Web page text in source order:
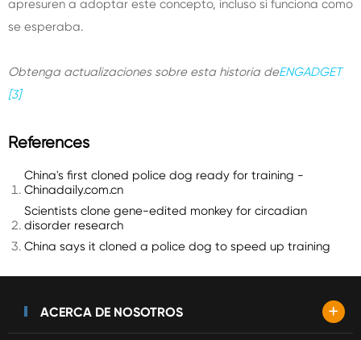
apresuren a adoptar este concepto, incluso si funciona como
se esperaba.
Obtenga actualizaciones sobre esta historia deENGADGET
[3]
References
China's first cloned police dog ready for training -
Chinadaily.com.cn
Scientists clone gene-edited monkey for circadian
disorder research
China says it cloned a police dog to speed up training
ACERCA DE NOSOTROS +